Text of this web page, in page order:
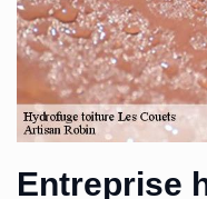
Entreprise